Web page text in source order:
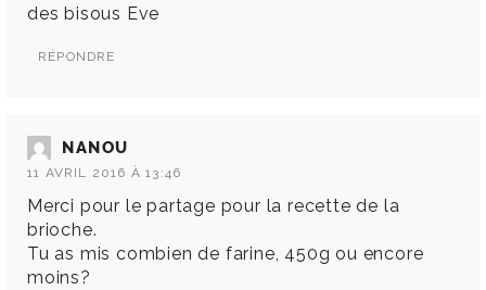
des bisous Eve
RÉPONDRE
NANOU
11 AVRIL 2016 À 13:46
Merci pour le partage pour la recette de la
brioche.
Tu as mis combien de farine, 450g ou encore
moins?